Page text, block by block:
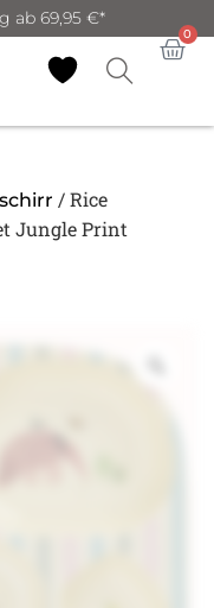
ab 69,95 €*
0
/ Rice
Jungle Print